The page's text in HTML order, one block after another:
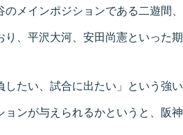
のメインポジションである二遊間
り、平沢大河、安田尚憲といった
したい、試合に出たい」という強
ョンが与えられるかというと、阪